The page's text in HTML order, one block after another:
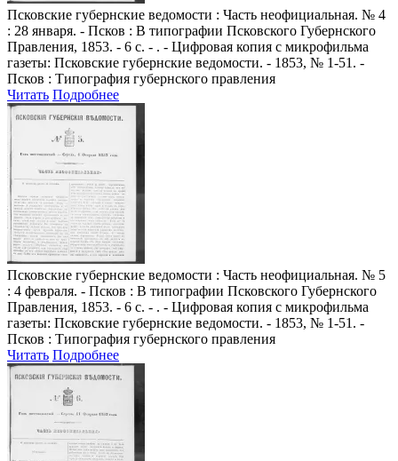
Псковские губернские ведомости : Часть неофициальная. № 4
: 28 января. - Псков : В типографии Псковского Губернского
Правления, 1853. - 6 с. - . - Цифровая копия с микрофильма
газеты: Псковские губернские ведомости. - 1853, № 1-51. -
Псков : Типография губернского правления
Читать Подробнее
Псковские губернские ведомости : Часть неофициальная. № 5
: 4 февраля. - Псков : В типографии Псковского Губернского
Правления, 1853. - 6 с. - . - Цифровая копия с микрофильма
газеты: Псковские губернские ведомости. - 1853, № 1-51. -
Псков : Типография губернского правления
Читать Подробнее